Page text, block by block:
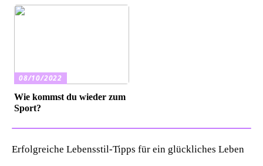
08/10/2022
Wie kommst du wieder zum
Sport?
Erfolgreiche Lebensstil-Tipps für ein glückliches Leben